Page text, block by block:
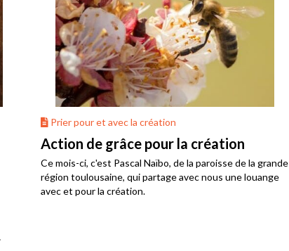
Prier pour et avec la création
Action de grâce pour la création
Ce mois-ci, c'est Pascal Naïbo, de la paroisse de la grande
région toulousaine, qui partage avec nous une louange
avec et pour la création.